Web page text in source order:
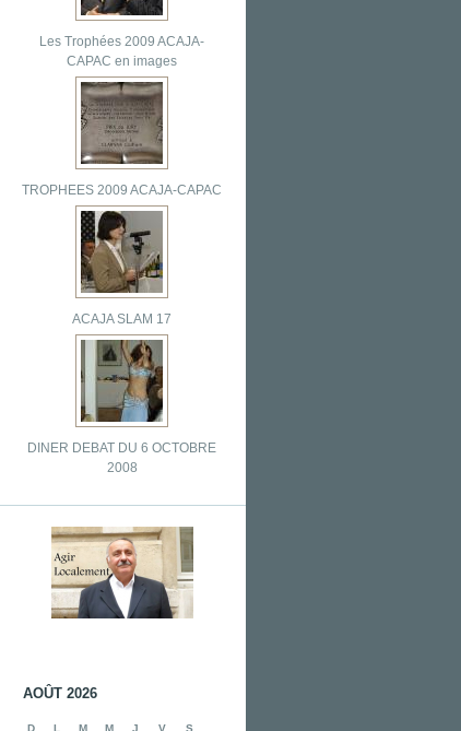
Les Trophées 2009 ACAJA-
CAPAC en images
TROPHEES 2009 ACAJA-CAPAC
ACAJA SLAM 17
DINER DEBAT DU 6 OCTOBRE
2008
AOÛT 2026
D L M M J V S